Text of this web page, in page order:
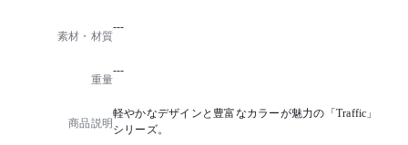
素材・材質
---
重量
---
商品説明
軽やかなデザインと豊富なカラーが魅力の「Traffic」
シリーズ。